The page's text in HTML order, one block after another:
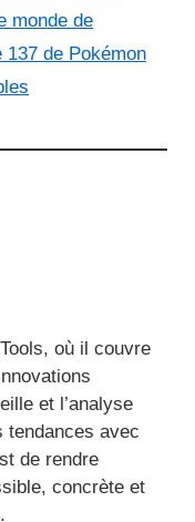
monde de
137 de Pokémon
où il couvre
et l’analyse
tendances avec
de rendre
concrète et